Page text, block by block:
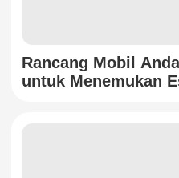
Rancang Mobil
untuk Menemukan